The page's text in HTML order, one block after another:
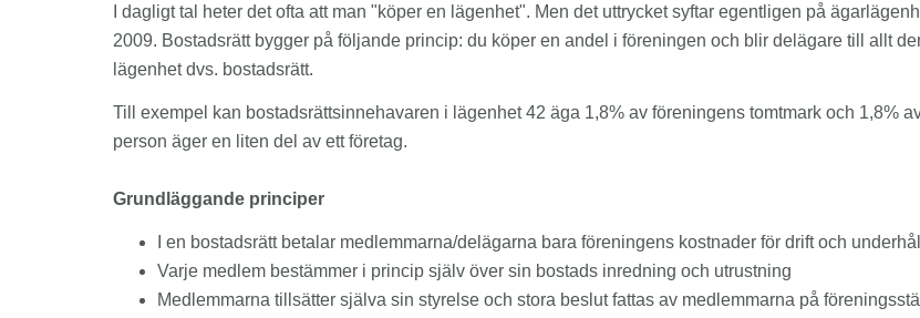
I dagligt tal heter det ofta att man "köper en lägenhet". Men det uttrycket syftar egentligen på
2009. Bostadsrätt bygger på följande princip: du köper en andel i föreningen och blir delägare till allt
lägenhet dvs. bostadsrätt.
Till exempel kan bostadsrättsinnehavaren i lägenhet 42 äga 1,8% av föreningens tomtmark och 1,8%
person äger en liten del av ett företag.
Grundläggande principer
I en bostadsrätt betalar medlemmarna/delägarna bara föreningens kostnader för drift och
Varje medlem bestämmer i princip själv över sin bostads inredning och utrustning
Medlemmarna tillsätter själva sin styrelse och stora beslut fattas av medlemmarna på